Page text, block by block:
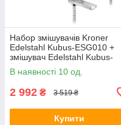
Набор змішувачів Kroner
Edelstahl Kubus-ESG010 +
змішувач Edelstahl Kubus-
ESG060
В наявності 10 од.
2 992 ₴ 3 519 ₴
Купити